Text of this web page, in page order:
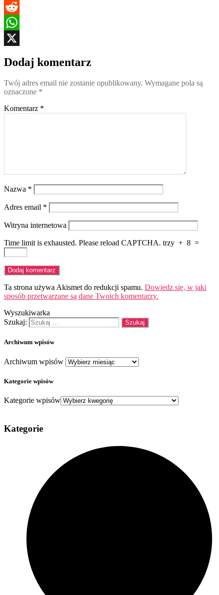
Blogger
Reddit
WhatsApp
Dodaj komentarz
Twój adres email nie zostanie opublikowany. Wymagane pola są
oznaczone *
Komentarz *
Nazwa *
Adres email *
Witryna internetowa
Time limit is exhausted. Please reload CAPTCHA. trzy + 8 =
Ta strona używa Akismet do redukcji spamu. Dowiedz się, w jaki
sposób przetwarzane są dane Twoich komentarzy.
Wyszukiwarka
Szukaj:
Archiwum wpisów
Archiwum wpisów
Kategorie wpisów
Kategorie wpisów
Kategorie